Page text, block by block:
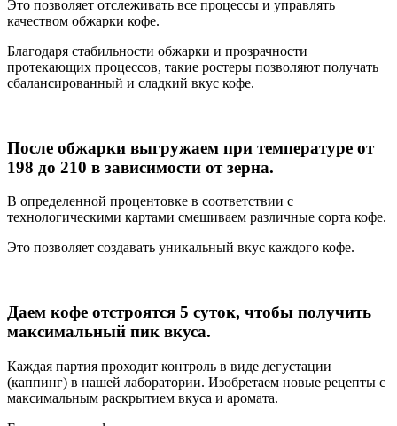
Это позволяет отслеживать все процессы и управлять
качеством обжарки кофе.
Благодаря стабильности обжарки и прозрачности
протекающих процессов, такие ростеры позволяют получать
сбалансированный и сладкий вкус кофе.
После обжарки выгружаем при температуре от
198 до 210 в зависимости от зерна.
В определенной процентовке в соответствии с
технологическими картами смешиваем различные сорта кофе.
Это позволяет создавать уникальный вкус каждого кофе.
Даем кофе отстроятся 5 суток, чтобы получить
максимальный пик вкуса.
Каждая партия проходит контроль в виде дегустации
(каппинг) в нашей лаборатории. Изобретаем новые рецепты с
максимальным раскрытием вкуса и аромата.